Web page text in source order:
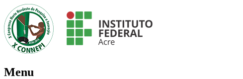
Menu